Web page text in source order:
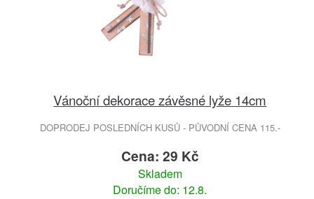
Vánoční dekorace závěsné lyže 14cm
DOPRODEJ POSLEDNÍCH KUSŮ - PŮVODNÍ CENA 115.-
Cena: 29 Kč
Skladem
Doručíme do: 12.8.